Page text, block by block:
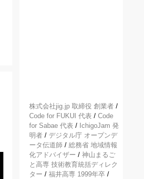
株式会社jig.jp 取締役 創業者 /
Code for FUKUI 代表 / Code
for Sabae 代表 / IchigoJam 発
明者 / デジタル庁 オープンデ
ータ伝道師 / 総務省 地域情報
化アドバイザー / 神山まるご
と高専 技術教育統括ディレク
ター / 福井高専 1999年卒 /